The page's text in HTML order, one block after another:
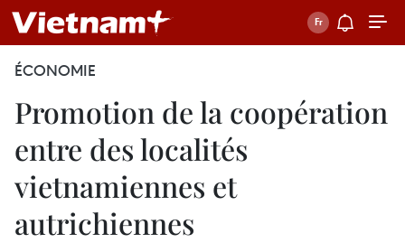
ÉCONOMIE
Promotion de la coopération
entre des localités
vietnamiennes et
autrichiennes